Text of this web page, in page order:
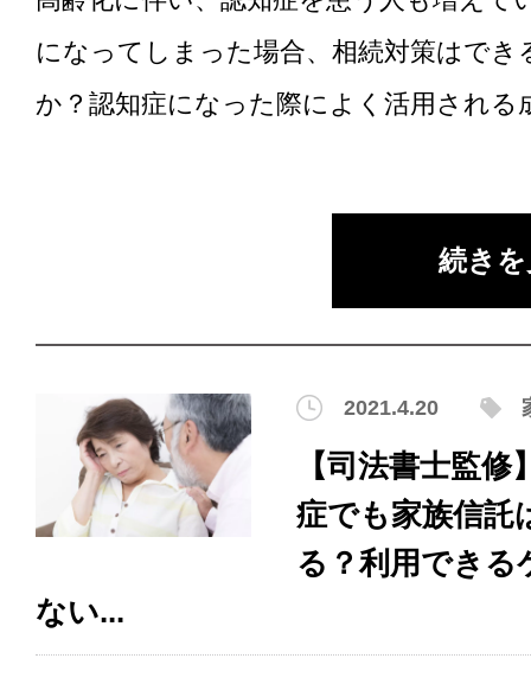
になってしまった場合、相続対策はでき
か？認知症になった際によく活用される
続き
2021.4.20
【司法書士監
症でも家族信託
る？利用できる
ない...